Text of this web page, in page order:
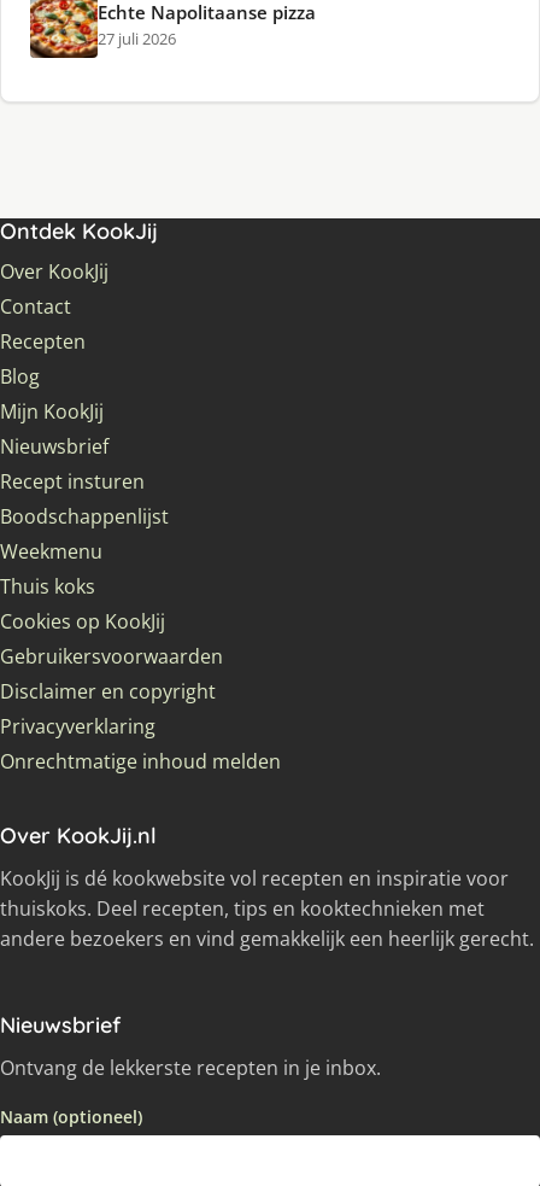
Echte Napolitaanse pizza
27 juli 2026
Ontdek KookJij
Over KookJij
Contact
Recepten
Blog
Mijn KookJij
Nieuwsbrief
Recept insturen
Boodschappenlijst
Weekmenu
Thuis koks
Cookies op KookJij
Gebruikersvoorwaarden
Disclaimer en copyright
Privacyverklaring
Onrechtmatige inhoud melden
Over KookJij.nl
KookJij is dé kookwebsite vol recepten en inspiratie voor
thuiskoks. Deel recepten, tips en kooktechnieken met
andere bezoekers en vind gemakkelijk een heerlijk gerecht.
Nieuwsbrief
Ontvang de lekkerste recepten in je inbox.
Naam (optioneel)